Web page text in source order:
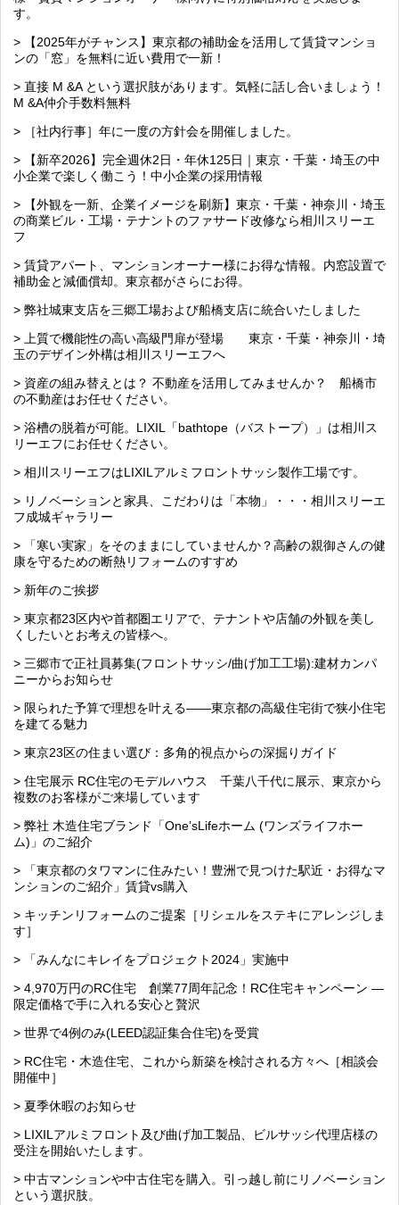
す。
> 【2025年がチャンス】東京都の補助金を活用して賃貸マンショ
ンの「窓」を無料に近い費用で一新！
> 直接 M &A という選択肢があります。気軽に話し合いましょう！
M &A仲介手数料無料
> ［社内行事］年に一度の方針会を開催しました。
> 【新卒2026】完全週休2日・年休125日｜東京・千葉・埼玉の中
小企業で楽しく働こう！中小企業の採用情報
> 【外観を一新、企業イメージを刷新】東京・千葉・神奈川・埼玉
の商業ビル・工場・テナントのファサード改修なら相川スリーエ
フ
> 賃貸アパート、マンションオーナー様にお得な情報。内窓設置で
補助金と減価償却。東京都がさらにお得。
> 弊社城東支店を三郷工場および船橋支店に統合いたしました
> 上質で機能性の高い高級門扉が登場 東京・千葉・神奈川・埼
玉のデザイン外構は相川スリーエフへ
> 資産の組み替えとは？ 不動産を活用してみませんか？ 船橋市
の不動産はお任せください。
> 浴槽の脱着が可能。LIXIL「bathtope（バストープ）」は相川ス
リーエフにお任せください。
> 相川スリーエフはLIXILアルミフロントサッシ製作工場です。
> リノベーションと家具、こだわりは「本物」・・・相川スリーエ
フ成城ギャラリー
> 「寒い実家」をそのままにしていませんか？高齢の親御さんの健
康を守るための断熱リフォームのすすめ
> 新年のご挨拶
> 東京都23区内や首都圏エリアで、テナントや店舗の外観を美し
くしたいとお考えの皆様へ。
> 三郷市で正社員募集(フロントサッシ/曲げ加工工場):建材カンパ
ニーからお知らせ
> 限られた予算で理想を叶える――東京都の高級住宅街で狭小住宅
を建てる魅力
> 東京23区の住まい選び：多角的視点からの深掘りガイド
> 住宅展示 RC住宅のモデルハウス 千葉八千代に展示、東京から
複数のお客様がご来場しています
> 弊社 木造住宅ブランド「One’sLifeホーム (ワンズライフホー
ム)」のご紹介
> 「東京都のタワマンに住みたい！豊洲で見つけた駅近・お得なマ
ンションのご紹介」賃貸vs購入
> キッチンリフォームのご提案［リシェルをステキにアレンジしま
す］
> 「みんなにキレイをプロジェクト2024」実施中
> 4,970万円のRC住宅 創業77周年記念！RC住宅キャンペーン ―
限定価格で手に入れる安心と贅沢
> 世界で4例のみ(LEED認証集合住宅)を受賞
> RC住宅・木造住宅、これから新築を検討される方々へ［相談会
開催中］
> 夏季休暇のお知らせ
> LIXILアルミフロント及び曲げ加工製品、ビルサッシ代理店様の
受注を開始いたします。
> 中古マンションや中古住宅を購入。引っ越し前にリノベーション
という選択肢。